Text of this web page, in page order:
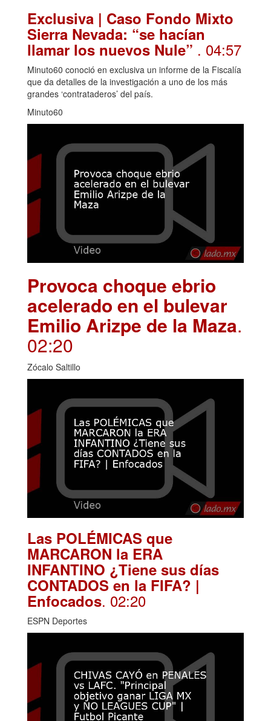
Exclusiva | Caso Fondo Mixto
Sierra Nevada: “se hacían
llamar los nuevos Nule” . 04:57
Minuto60 conoció en exclusiva un informe de la Fiscalía
que da detalles de la investigación a uno de los más
grandes ‘contrataderos’ del país.
Minuto60
Provoca choque ebrio
acelerado en el bulevar
Emilio Arizpe de la Maza.
02:20
Zócalo Saltillo
Las POLÉMICAS que
MARCARON la ERA
INFANTINO ¿Tiene sus días
CONTADOS en la FIFA? |
Enfocados. 02:20
ESPN Deportes